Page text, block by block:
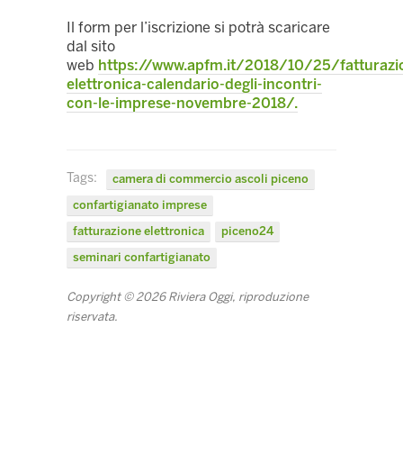
Il form per l’iscrizione si potrà scaricare
dal sito
web https://www.apfm.it/2018/10/25/
elettronica-calendario-degli-incontri-
con-le-imprese-novembre-2018/.
Tags:
camera di commercio ascoli piceno
confartigianato imprese
fatturazione elettronica
piceno24
seminari confartigianato
Copyright © 2026 Riviera Oggi, riproduzione
riservata.